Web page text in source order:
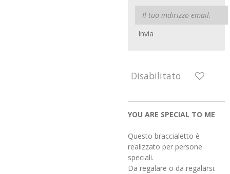
Invia
Disabilitato
YOU ARE SPECIAL TO ME
Questo braccialetto è
realizzato per persone
speciali.
Da regalare o da regalarsi.